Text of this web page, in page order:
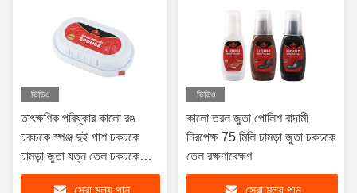
ভিডিও
তাৎক্ষণিক পরিষ্কার কালো রঙ
চকচকে স্পঞ্জ দুই পাশ চকচকে
চামড়া জুতা যত্ন তেল চকচকে
নিরপেক্ষ
ভিডিও
কালো তরল জুতা পোলিশ বাদামী
নিরপেক্ষ 75 মিলি চামড়া জুতা চকচকে
তেল রক্ষণাবেক্ষণ